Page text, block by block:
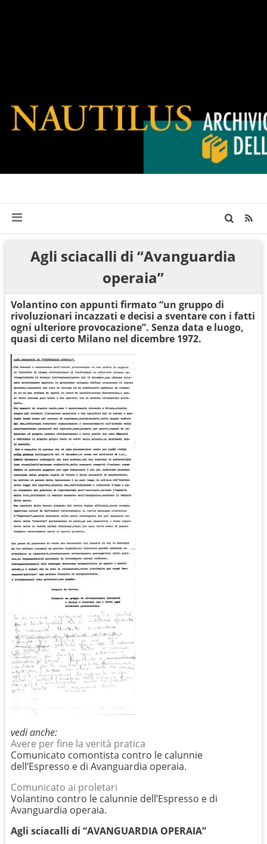
Agli sciacalli di “Avanguardia
operaia”
Volantino con appunti firmato “un gruppo di
rivoluzionari incazzati e decisi a sventare con i fatti
ogni ulteriore provocazione”. Senza data e luogo,
quasi di certo Milano nel dicembre 1972.
vedi anche:
Avere per fine la verità pratica
Comunicato comontista contro le calunnie
dell’Espresso e di Avanguardia operaia.
Comunicato ai proletari
Volantino contro le calunnie dell’Espresso e di
Avanguardia operaia.
Agli sciacalli di “AVANGUARDIA OPERAIA”